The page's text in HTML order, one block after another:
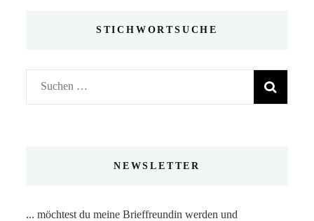
STICHWORTSUCHE
Suchen
nach:
NEWSLETTER
... möchtest du meine Brieffreundin werden und